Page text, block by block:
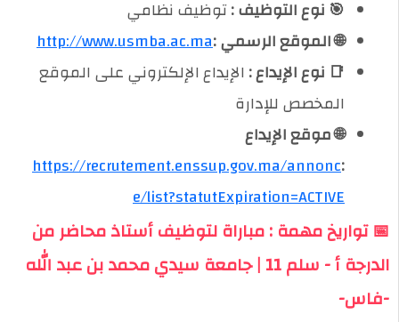
🎯 نوع التوظيف :توظيف نظامي
🌐 الموقع الرسمي :http://www.usmba.ac.ma
📑 نوع الإيداع :الإيداع الإلكتروني على الموقع
المخصص للإدارة
🌐 موقع الإيداع
https://recrutement.enssup.gov.ma/annonc
e/list?statutExpiration=ACTIVE
📅 تواريخ مهمة : مباراة لتوظيف أستاذ محاضر من
الدرجة أ - سلم 11 | جامعة سيدي محمد بن عبد الله
-فاس-